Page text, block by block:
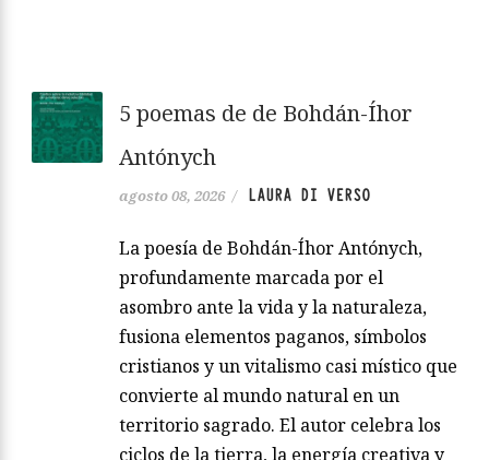
5 poemas de de Bohdán-Íhor
Antónych
agosto 08, 2026 / LAURA DI VERSO
La poesía de Bohdán-Íhor Antónych,
profundamente marcada por el
asombro ante la vida y la naturaleza,
fusiona elementos paganos, símbolos
cristianos y un vitalismo casi místico que
convierte al mundo natural en un
territorio sagrado. El autor celebra los
ciclos de la tierra, la energía creativa y